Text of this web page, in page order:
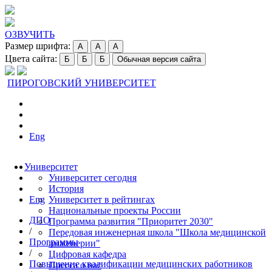
ОЗВУЧИТЬ
Размер шрифта:
A A A
Цвета сайта: Б Б Б Обычная версия сайта
ПИРОГОВСКИЙ УНИВЕРСИТЕТ
Eng
Университет
Университет сегодня
История
Университет в рейтингах
Национальные проекты России
Программа развития "Приоритет 2030"
Передовая инженерная школа "Школа медицинской
инженерии"
Цифровая кафедра
Пресса о нас
Eng
ДПО
/
Программы
/
Повышение квалификации медицинских работников